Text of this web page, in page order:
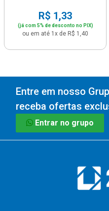
R$ 1,33
(já com 5% de desconto no PIX)
ou em até 1x de R$ 1,40
Entre em nosso
receba ofertas
Entrar no grupo